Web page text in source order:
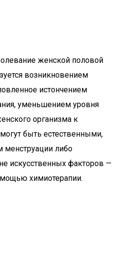
женской половой
возникновением
истончением
уменьшением уровня
организма к
быть естественными,
либо
искусственных факторов —
химиотерапии.